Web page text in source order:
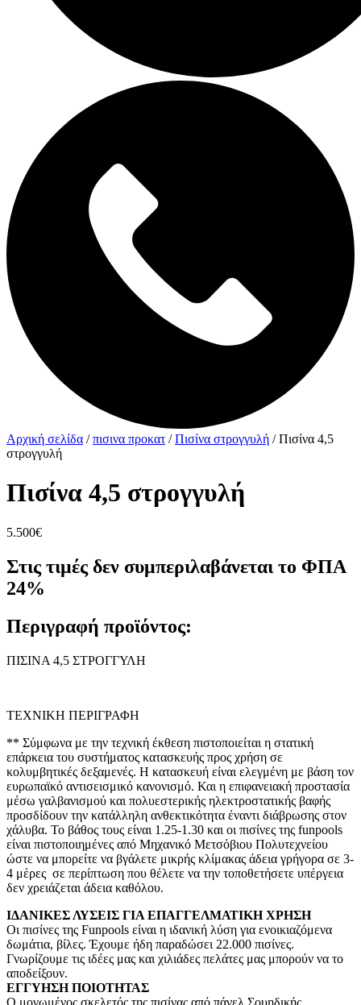
Αρχική σελίδα /πισινα προκατ /Πισίνα στρογγυλή / Πισίνα 4,5
στρογγυλή
Πισίνα 4,5 στρογγυλή
5.500€
Στις τιμές δεν συμπεριλαβάνεται το ΦΠΑ
24%
Περιγραφή προϊόντος:
ΠΙΣΙΝΑ 4,5 ΣΤΡΟΓΓΥΛΗ
TΕΧΝΙΚΗ ΠΕΡΙΓΡΑΦΗ
** Σύμφωνα με την τεχνική έκθεση πιστοποιείται η στατική
επάρκεια του συστήματος κατασκευής προς χρήση σε
κολυμβητικές δεξαμενές. Η κατασκευή είναι ελεγμένη με βάση τον
ευρωπαϊκό αντισεισμικό κανονισμό. Και η επιφανειακή προστασία
μέσω γαλβανισμού και πολυεστερικής ηλεκτροστατικής βαφής
προσδίδουν την κατάλληλη ανθεκτικότητα έναντι διάβρωσης στον
χάλυβα. Το βάθος τους είναι 1.25-1.30 και οι πισίνες της funpools
είναι πιστοποιημένες από Μηχανικό Μετσόβιου Πολυτεχνείου
ώστε να μπορείτε να βγάλετε μικρής κλίμακας άδεια γρήγορα σε 3-
4 μέρες σε περίπτωση που θέλετε να την τοποθετήσετε υπέργεια
δεν χρειάζεται άδεια καθόλου.
ΙΔΑΝΙΚΕΣ ΛΥΣΕΙΣ ΓΙΑ ΕΠΑΓΓΕΛΜΑΤΙΚΗ ΧΡΗΣΗ
Οι πισίνες της Funpools είναι η ιδανική λύση για ενοικιαζόμενα
δωμάτια, βίλες. Έχουμε ήδη παραδώσει 22.000 πισίνες.
Γνωρίζουμε τις ιδέες μας και χιλιάδες πελάτες μας μπορούν να το
αποδείξουν.
ΕΓΓΥΗΣΗ ΠΟΙΟΤΗΤΑΣ
Ο μονωμένος σκελετός της πισίνας από πάνελ Σουηδικής